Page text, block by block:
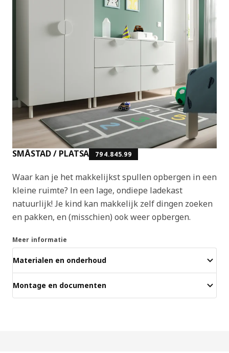
SMÅSTAD / PLATSA 794.845.99
Waar kan je het makkelijkst spullen opbergen in een
kleine ruimte? In een lage, ondiepe ladekast
natuurlijk! Je kind kan makkelijk zelf dingen zoeken
en pakken, en (misschien) ook weer opbergen.
Meer informatie
Materialen en onderhoud
Montage en documenten